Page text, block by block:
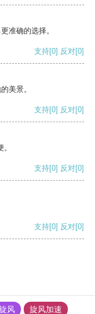
准确的选择。
支持[0] 反对[0]
美景。
支持[0] 反对[0]
支持[0] 反对[0]
支持[0] 反对[0]
风 旋风加速